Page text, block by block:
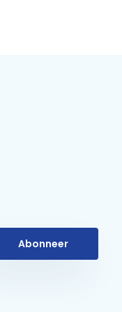
Abonneer